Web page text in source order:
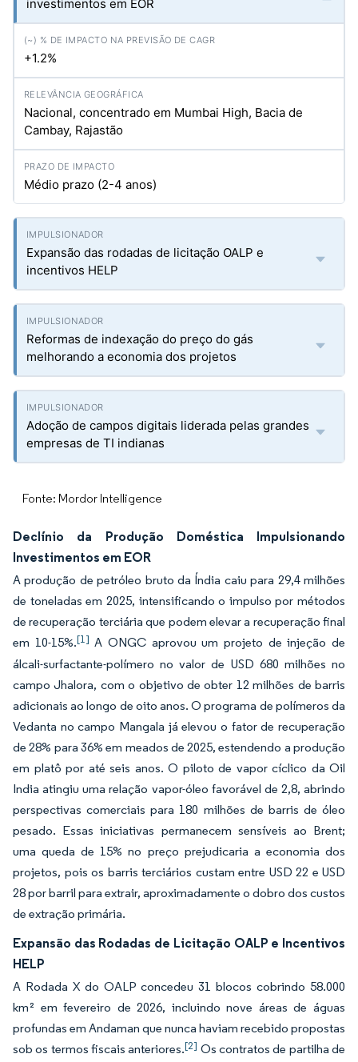
investimentos em EOR
+1.2%
Nacional, concentrado em Mumbai High, Bacia de
Cambay, Rajastão
Médio prazo (2-4 anos)
Expansão das rodadas de licitação OALP e
incentivos HELP
Reformas de indexação do preço do gás
melhorando a economia dos projetos
Adoção de campos digitais liderada pelas grandes
empresas de TI indianas
Fonte: Mordor Intelligence
Declínio da Produção Doméstica Impulsionando
Investimentos em EOR
A produção de petróleo bruto da Índia caiu para 29,4 milhões
de toneladas em 2025, intensificando o impulso por métodos
de recuperação terciária que podem elevar a recuperação final
em 10-15%.[1] A ONGC aprovou um projeto de injeção de
álcali-surfactante-polímero no valor de USD 680 milhões no
campo Jhalora, com o objetivo de obter 12 milhões de barris
adicionais ao longo de oito anos. O programa de polímeros da
Vedanta no campo Mangala já elevou o fator de recuperação
de 28% para 36% em meados de 2025, estendendo a produção
em platô por até seis anos. O piloto de vapor cíclico da Oil
India atingiu uma relação vapor-óleo favorável de 2,8, abrindo
perspectivas comerciais para 180 milhões de barris de óleo
pesado. Essas iniciativas permanecem sensíveis ao Brent;
uma queda de 15% no preço prejudicaria a economia dos
projetos, pois os barris terciários custam entre USD 22 e USD
28 por barril para extrair, aproximadamente o dobro dos custos
de extração primária.
Expansão das Rodadas de Licitação OALP e Incentivos
HELP
A Rodada X do OALP concedeu 31 blocos cobrindo 58.000
km² em fevereiro de 2026, incluindo nove áreas de águas
profundas em Andaman que nunca haviam recebido propostas
sob os termos fiscais anteriores.[2] Os contratos de partilha de